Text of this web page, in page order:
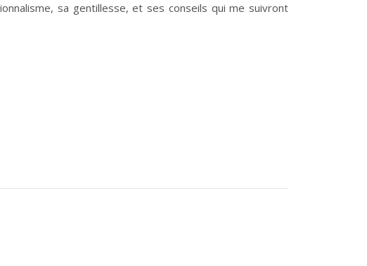
sa gentillesse, et ses conseils qui me suivront